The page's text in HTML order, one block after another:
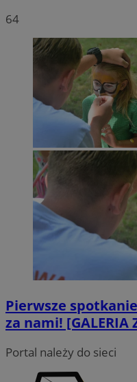
64
Pierwsze
za nami! [GALERIA
Portal należy do sieci